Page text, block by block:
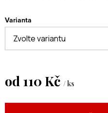
Varianta
od 110 Kč / ks
cena: